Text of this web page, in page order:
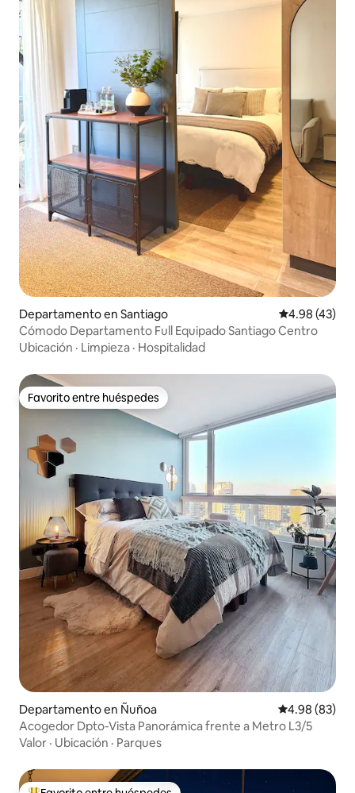
Departamento en Santiago Calificación
4.98 (43)
Cómodo Departamento Full Equipado Santiago Centro
Ubicación · Limpieza · Hospitalidad
Favorito entre huéspedes
Favorito entre huéspedes
Departamento en Ñuñoa Calificación
4.98 (83)
Acogedor Dpto-Vista Panorámica frente a Metro L3/5
Valor · Ubicación · Parques